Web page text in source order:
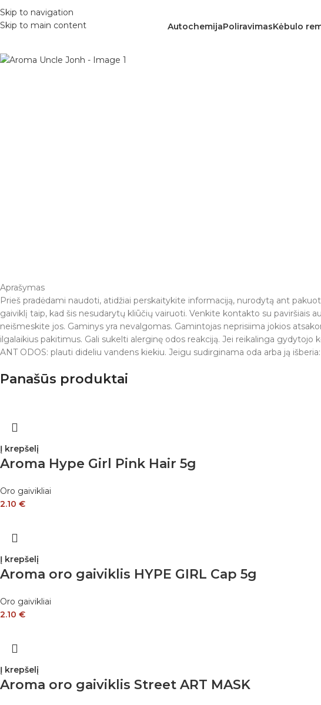
Skip to navigation
Skip to main content
AutochemijaPoliravimasKėbulo
Aprašymas
Prieš pradėdami naudoti, atidžiai perskaitykite informaciją, nurodytą ant
gaiviklį taip, kad šis nesudarytų kliūčių vairuoti. Venkite kontakto su
neišmeskite jos. Gaminys yra nevalgomas. Gamintojas neprisiima jokios
ilgalaikius pakitimus. Gali sukelti alerginę odos reakciją. Jei reikalinga
ANT ODOS: plauti dideliu vandens kiekiu. Jeigu sudirginama oda arba ją
Panašūs produktai
Į krepšelį
Aroma Hype Girl Pink Hair 5g
Oro gaivikliai
2.10 €
Į krepšelį
Aroma oro gaiviklis HYPE GIRL Cap 5g
Oro gaivikliai
2.10 €
Į krepšelį
Aroma oro gaiviklis Street ART MASK